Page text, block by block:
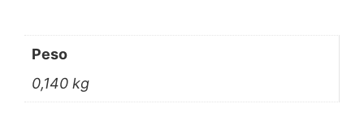
Peso
0,140 kg